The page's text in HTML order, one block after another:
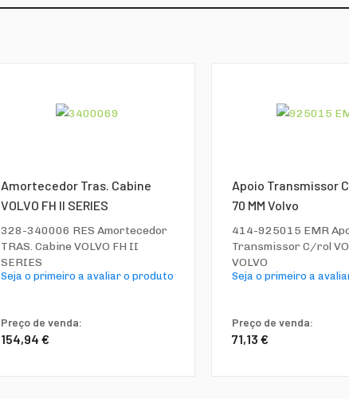
Amortecedor Tras. Cabine
VOLVO FH II SERIES
328-340006 RES Amortecedor
TRAS. Cabine VOLVO FH II
SERIES
Seja o primeiro a avaliar o produto
Preço de venda:
154,94 €
Apoio Transmissor
70 MM Volvo
414-925015 EMR
Transmissor C/rol
VOLVO
Seja o primeiro a
Preço de venda:
71,13 €